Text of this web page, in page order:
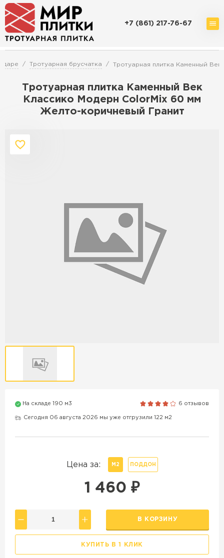
+7 (861) 217-76-67
Тротуарная брусчатка Тротуарная плитка Каменный
Тротуарная плитка Каменный Век
Классико Модерн ColorMix 60 мм
Желто-коричневый Гранит
На складе 190 м3 6 отзывов
Сегодня 06 августа 2026 мы уже отгрузили 122 м2
Цена за: М2 ПОДДОН
1 460 ₽
В КОРЗИНУ
КУПИТЬ В 1 КЛИК
Продажа бордюров в
Краснодаре